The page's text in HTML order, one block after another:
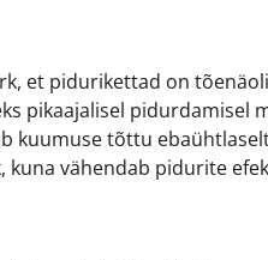
et pidurikettad on
pikaajalisel pidurdamisel
kuumuse tõttu
vähendab pidurite